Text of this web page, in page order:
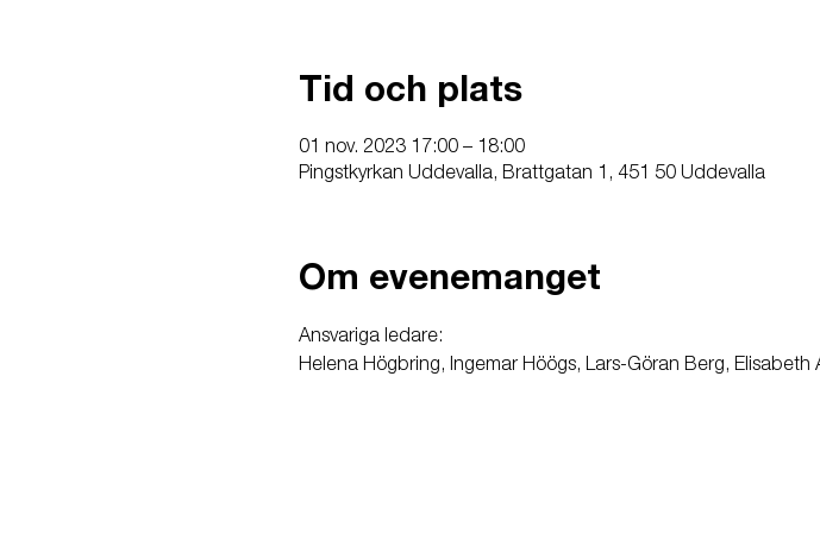
Tid och plats
01 nov. 2023 17:00 – 18:00
Pingstkyrkan Uddevalla, Brattgatan 1, 451 50 Uddevalla
Om evenemanget
Ansvariga ledare:
Helena Högbring, Ingemar Höögs, Lars-Göran Berg,